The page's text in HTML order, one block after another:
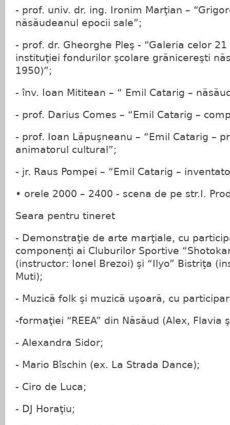
- prof. univ. dr. ing. Ironim Marţian –
năsăudeanul epocii sale”;
- prof. dr. Gheorghe Pleş - “Galeria celor
instituţiei fondurilor şcolare grănicereşti
1950)”;
- înv. Ioan Mititean – “ Emil Catarig –
- prof. Darius Comes – “Emil Catarig –
- prof. Ioan Lăpuşneanu – “Emil Catarig –
animatorul cultural”;
- jr. Raus Pompei – “Emil Catarig –
• orele 2000 – 2400 - scena de pe str.I.
Seara pentru tineret
- Demonstraţie de arte marţiale, cu
componenţi ai Cluburilor Sportive
(instructor: Ionel Brezoi) şi “Ilyo” Bistriţa
Muti);
- Muzică folk şi muzică uşoară, cu
-formaţiei “REEA” din Năsăud (Alex, Flavia
- Alexandra Sidor;
- Mario Bîschin (ex. La Strada Dance);
- Ciro de Luca;
- DJ Horaţiu;